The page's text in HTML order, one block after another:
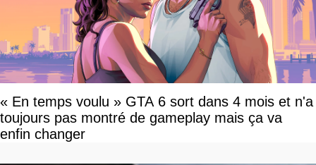
« En temps voulu » GTA 6 sort dans 4 mois et n'a
toujours pas montré de gameplay mais ça va
enfin changer